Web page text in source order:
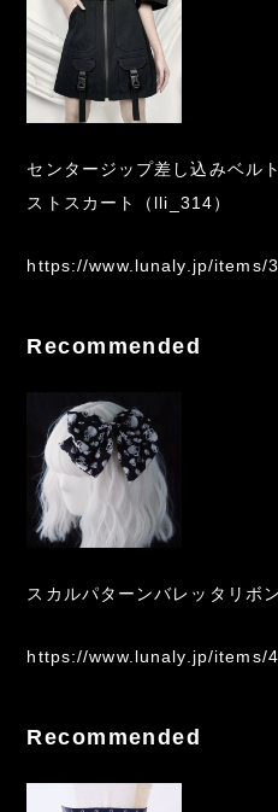
センタージップ差し込みベル
ストスカート（lli_314）
https://www.lunaly.jp/items/
Recommended
スカルパターンバレッタリボ
https://www.lunaly.jp/items/
Recommended